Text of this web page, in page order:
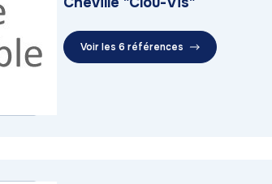
Voir les 6 références